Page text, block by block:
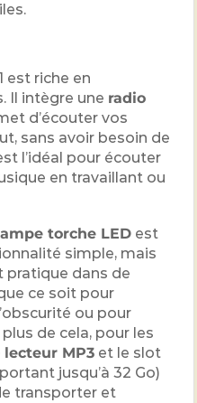
est riche en
Il intègre une radio
d’écouter vos
sans avoir besoin de
l’idéal pour écouter
en travaillant ou
lampe torche LED est
simple, mais
pratique dans de
ce soit pour
ou pour
de cela, pour les
lecteur MP3 et le slot
jusqu’à 32 Go)
transporter et